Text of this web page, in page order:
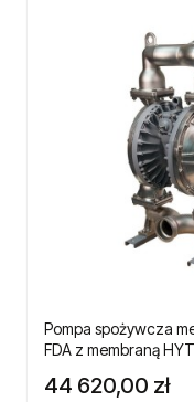
Pompa spożywcza
FDA z membraną
44 620,00 zł